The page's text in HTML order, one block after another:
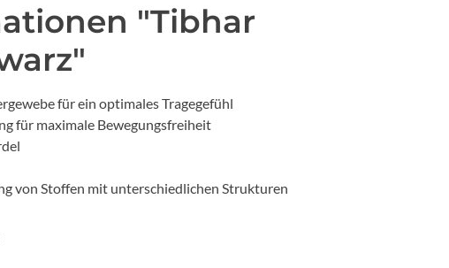
"Tibhar
für ein optimales Tragegefühl
für maximale Bewegungsfreiheit
von Stoffen mit unterschiedlichen Strukturen